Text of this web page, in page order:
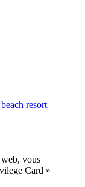
resort
vous
Card »